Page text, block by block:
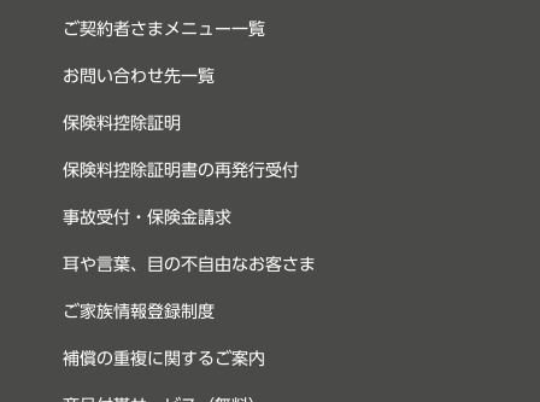
ご契約者さまメニュー一覧
お問い合わせ先一覧
保険料控除証明
保険料控除証明書の再発行受付
事故受付・保険金請求
耳や言葉、目の不自由なお客さま
ご家族情報登録制度
補償の重複に関するご案内